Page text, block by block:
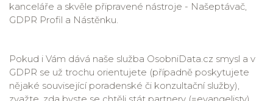
kanceláře a skvěle připravené nástroje - Našeptávač,
GDPR Profil a Nástěnku.
Pokud i Vám dává naše služba OsobniData.cz smysl a v
GDPR se už trochu orientujete (případně poskytujete
nějaké související poradenské či konzultační služby),